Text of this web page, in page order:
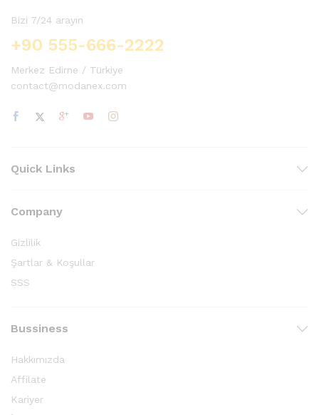
Bizi 7/24 arayın
+90 555-666-2222
Merkez Edirne / Türkiye
contact@modanex.com
Quick Links
Company
Gizlilik
Şartlar & Koşullar
SSS
Bussiness
Hakkımızda
Affilate
Kariyer